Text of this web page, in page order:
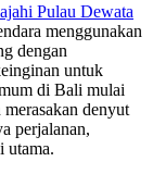
Pulau Dewata
menggunakan
dengan
untuk
di Bali mulai
denyut
perjalanan,
utama.